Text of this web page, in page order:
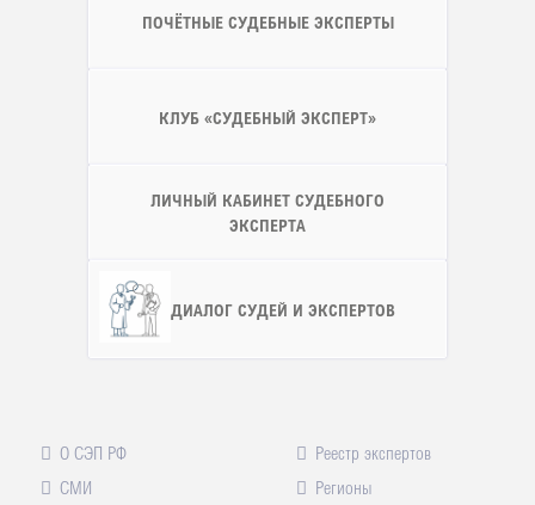
ПОЧЁТНЫЕ СУДЕБНЫЕ ЭКСПЕРТЫ
КЛУБ «СУДЕБНЫЙ ЭКСПЕРТ»
ЛИЧНЫЙ КАБИНЕТ СУДЕБНОГО
ЭКСПЕРТА
ДИАЛОГ СУДЕЙ И ЭКСПЕРТОВ
О СЭП РФ
СМИ
Реестр экспертов
Регионы